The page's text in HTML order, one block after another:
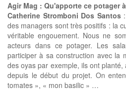
Agir Mag : Qu'apporte ce potager
Catherine Stromboni Dos Santos
des managers sont très positifs : la
véritable engouement. Nous ne
acteurs dans ce potager. Les
participer à sa construction avec la
des oyas par exemple, ils ont
depuis le début du projet. On
tomates », « mon basilic » …